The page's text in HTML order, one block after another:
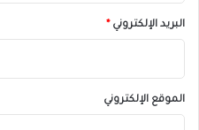
البريد الإلكتروني*
الموقع الإلكتروني